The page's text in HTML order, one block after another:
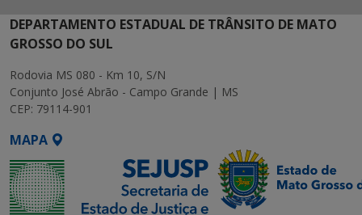
DEPARTAMENTO ESTADUAL DE TRÂNSITO DE MATO
GROSSO DO SUL
Rodovia MS 080 - Km 10, S/N
Conjunto José Abrão - Campo Grande | MS
CEP: 79114-901
MAPA